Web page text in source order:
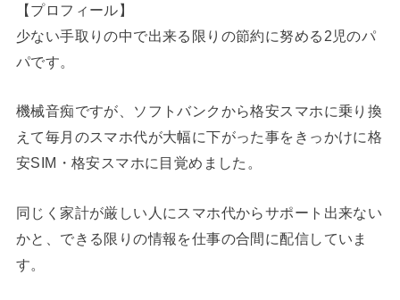
【プロフィール】
少ない手取りの中で出来る限りの節約に努める2児のパ
パです。
機械音痴ですが、ソフトバンクから格安スマホに乗り換
えて毎月のスマホ代が大幅に下がった事をきっかけに格
安SIM・格安スマホに目覚めました。
同じく家計が厳しい人にスマホ代からサポート出来ない
かと、できる限りの情報を仕事の合間に配信していま
す。